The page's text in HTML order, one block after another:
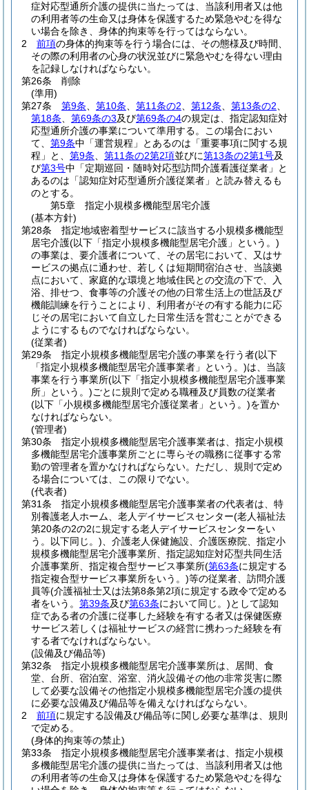
症対応型通所介護の提供に当たっては、当該利用者又は他
の利用者等の生命又は身体を保護するため緊急やむを得な
い場合を除き、身体的拘束等を行ってはならない。
2
前項の身体的拘束等を行う場合には、その態様及び時間、
その際の利用者の心身の状況並びに緊急やむを得ない理由
を記録しなければならない。
第26条
削除
(準用)
第27条
第9条 第10条 第11条の2 第12条 第13条の2
第18条
第69条の3及び第69条の4の規定は、指定認知症対
応型通所介護の事業について準用する。
この場合におい
て、 第9条中「運営規程」とあるのは「重要事項に関する規
程」と、 第9条 第11条の2第2項並びに第13条の2第1号及
び第3号中「定期巡回・随時対応型訪問介護看護従業者」と
あるのは「認知症対応型通所介護従業者」と読み替えるも
のとする。
第5章
指定小規模多機能型居宅介護
(基本方針)
第28条
指定地域密着型サービスに該当する小規模多機能型
居宅介護(以下「指定小規模多機能型居宅介護」という。)
の事業は、要介護者について、その居宅において、又はサ
ービスの拠点に通わせ、若しくは短期間宿泊させ、当該拠
点において、家庭的な環境と地域住民との交流の下で、入
浴、排せつ、食事等の介護その他の日常生活上の世話及び
機能訓練を行うことにより、利用者がその有する能力に応
じその居宅において自立した日常生活を営むことができる
ようにするものでなければならない。
(従業者)
第29条
指定小規模多機能型居宅介護の事業を行う者(以下
「指定小規模多機能型居宅介護事業者」という。)は、当該
事業を行う事業所(以下「指定小規模多機能型居宅介護事業
所」という。)ごとに規則で定める職種及び員数の従業者
(以下「小規模多機能型居宅介護従業者」という。)を置か
なければならない。
(管理者)
第30条
指定小規模多機能型居宅介護事業者は、指定小規模
多機能型居宅介護事業所ごとに専らその職務に従事する常
勤の管理者を置かなければならない。 ただし、規則で定め
る場合については、この限りでない。
(代表者)
第31条
指定小規模多機能型居宅介護事業者の代表者は、特
別養護老人ホーム、老人デイサービスセンター(老人福祉法
第20条の2の2に規定する老人デイサービスセンターをい
う。以下同じ。) 、介護老人保健施設、介護医療院、指定小
規模多機能型居宅介護事業所、指定認知症対応型共同生活
介護事業所、指定複合型サービス事業所(第63条に規定する
指定複合型サービス事業所をいう。)等の従業者、訪問介護
員等(介護福祉士又は法第8条第2項に規定する政令で定める
者をいう。 第39条及び第63条において同じ。)として認知
症である者の介護に従事した経験を有する者又は保健医療
サービス若しくは福祉サービスの経営に携わった経験を有
する者でなければならない。
(設備及び備品等)
第32条
指定小規模多機能型居宅介護事業所は、居間、食
堂、台所、宿泊室、浴室、消火設備その他の非常災害に際
して必要な設備その他指定小規模多機能型居宅介護の提供
に必要な設備及び備品等を備えなければならない。
2
前項に規定する設備及び備品等に関し必要な基準は、規則
で定める。
(身体的拘束等の禁止)
第33条
指定小規模多機能型居宅介護事業者は、指定小規模
多機能型居宅介護の提供に当たっては、当該利用者又は他
の利用者等の生命又は身体を保護するため緊急やむを得な